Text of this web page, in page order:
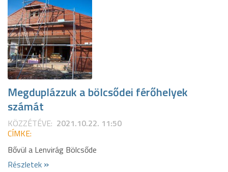
Megduplázzuk a bölcsődei férőhelyek
számát
KÖZZÉTÉVE: 2021.10.22. 11:50
CÍMKE:
Bővül a Lenvirág Bölcsőde
Részletek »